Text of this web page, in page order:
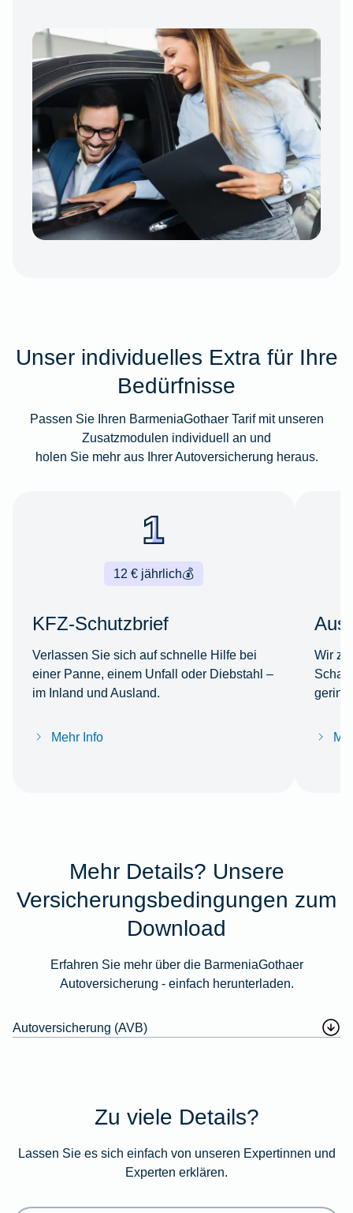
Unser individuelles Extra für Ihre
Bedürfnisse
Passen Sie Ihren BarmeniaGothaer Tarif mit unseren
Zusatzmodulen individuell an und
holen Sie mehr aus Ihrer Autoversicherung heraus.
💰
12 € jährlich
KFZ-Schutzbrief
Verlassen Sie sich auf schnelle Hilfe bei
einer Panne, einem Unfall oder Diebstahl –
im Inland und Ausland.
Mehr Info
Wir
Mehr Details? Unsere
Versicherungsbedingungen zum
Download
Erfahren Sie mehr über die BarmeniaGothaer
Autoversicherung - einfach herunterladen.
Autoversicherung (AVB)
Zu viele Details?
Lassen Sie es sich einfach von unseren Expertinnen und
Experten erklären.